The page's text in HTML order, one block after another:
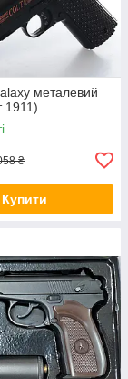
металевий
1911)
₴
Купити